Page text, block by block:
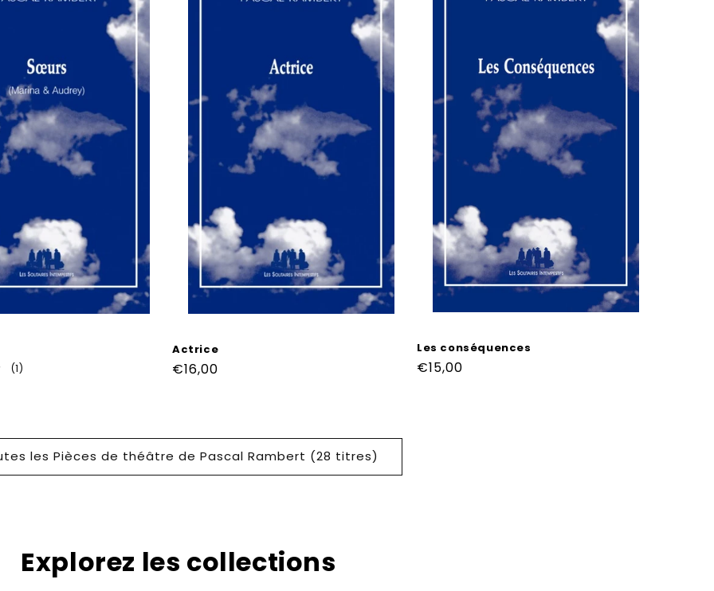
(1)
Actrice
Prix
€16,00
Les conséquences
Prix
€15,00
les Pièces de théâtre de Pascal Rambert (28 titres)
Explorez les collections